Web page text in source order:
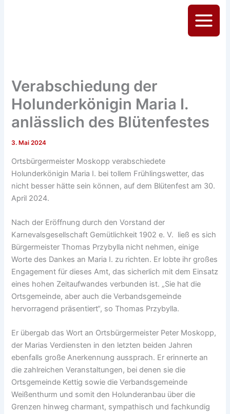
Main
Verabschiedung der
Holunderkönigin Maria I.
anlässlich des Blütenfestes
3. Mai 2024
Ortsbürgermeister Moskopp verabschiedete
Holunderkönigin Maria I. bei tollem Frühlingswetter, das
nicht besser hätte sein können, auf dem Blütenfest am 30.
April 2024.
Nach der Eröffnung durch den Vorstand der
Karnevalsgesellschaft Gemütlichkeit 1902 e. V. ließ es sich
Bürgermeister Thomas Przybylla nicht nehmen, einige
Worte des Dankes an Maria I. zu richten. Er lobte ihr großes
Engagement für dieses Amt, das sicherlich mit dem Einsatz
eines hohen Zeitaufwandes verbunden ist. „Sie hat die
Ortsgemeinde, aber auch die Verbandsgemeinde
hervorragend präsentiert“, so Thomas Przybylla.
Er übergab das Wort an Ortsbürgermeister Peter Moskopp,
der Marias Verdiensten in den letzten beiden Jahren
ebenfalls große Anerkennung aussprach. Er erinnerte an
die zahlreichen Veranstaltungen, bei denen sie die
Ortsgemeinde Kettig sowie die Verbandsgemeinde
Weißenthurm und somit den Holunderanbau über die
Grenzen hinweg charmant, sympathisch und fachkundig